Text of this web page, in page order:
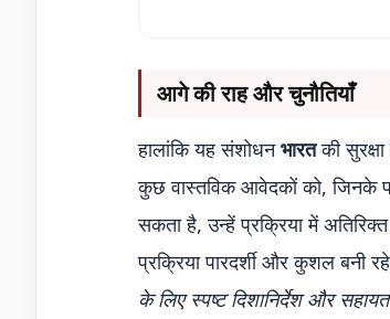
आगे की राह और चुनौतियाँ
हालांकि यह संशोधनभारतकी
कुछ वास्तविक आवेदकों को, जिनके
सकता है, उन्हें प्रक्रिया में
प्रक्रिया पारदर्शी और कुशल बनी
के लिए स्पष्ट दिशानिर्देश और